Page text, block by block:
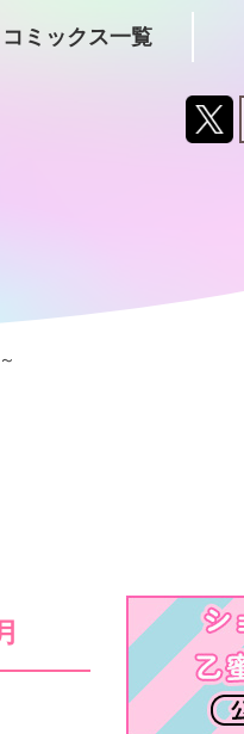
コミックス一覧